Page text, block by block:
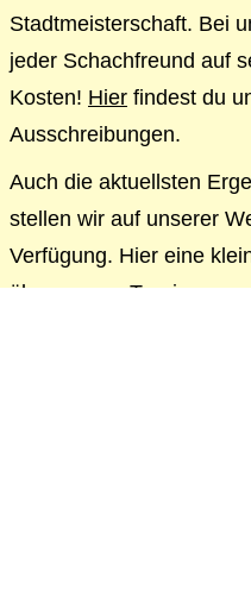
Stadtmeisterschaft. Bei
jeder Schachfreund auf
Kosten! Hier findest du
Ausschreibungen.
Auch die aktuellsten
stellen wir auf unserer
Verfügung. Hier eine
über unsere Turniere: